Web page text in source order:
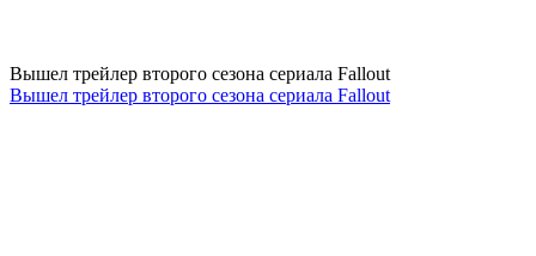
Вышел трейлер второго сезона сериала Fallout
Вышел трейлер второго сезона сериала Fallout